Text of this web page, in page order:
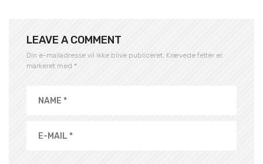
LEAVE A COMMENT
Din e-mailadresse vil ikke blive publiceret. Krævede felter er
markeret med *